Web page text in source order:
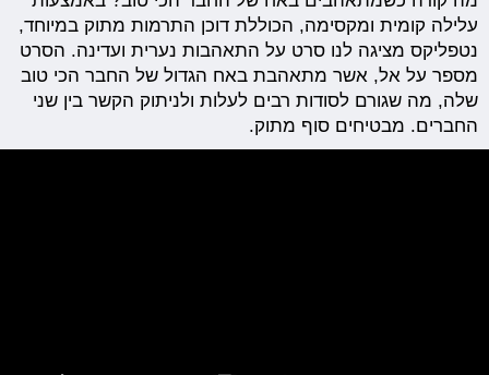
עלילה קומית ומקסימה, הכוללת דוכן התרמות מתוק במיוחד,
נטפליקס מציגה לנו סרט על התאהבות נערית ועדינה. הסרט
מספר על אל, אשר מתאהבת באח הגדול של החבר הכי טוב
שלה, מה שגורם לסודות רבים לעלות ולניתוק הקשר בין שני
החברים. מבטיחים סוף מתוק.